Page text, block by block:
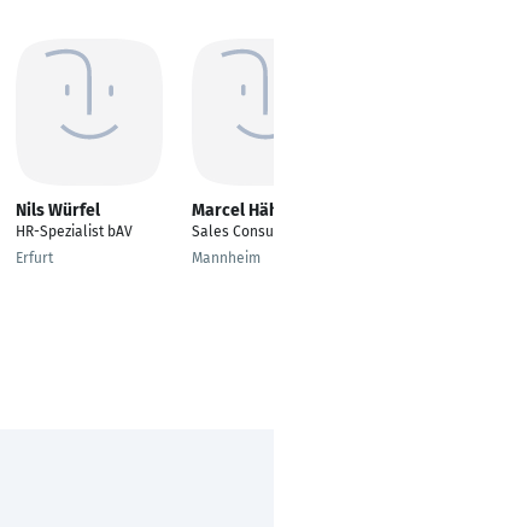
Nils Würfel
HR-Spezialist bAV
Erfurt
Marcel Hähn
Sales Consultant
Mannheim